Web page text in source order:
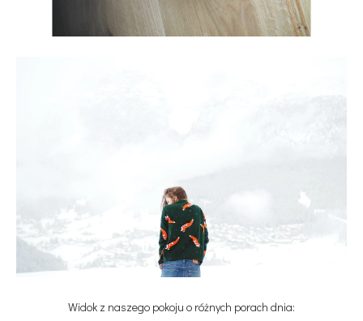
Widok z naszego pokoju o różnych porach dnia: